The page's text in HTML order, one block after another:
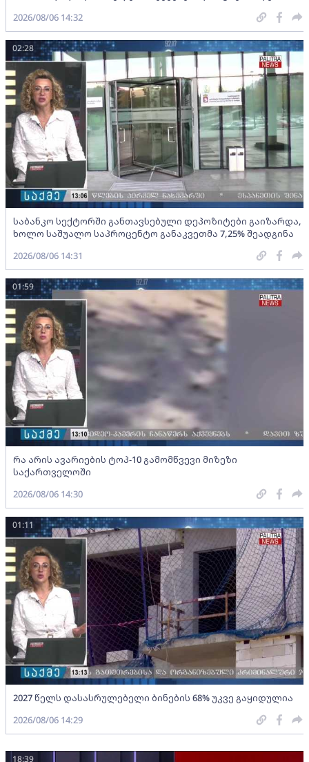
2026/08/06 14:32
საბანკო სექტორში განთავსებული დეპოზიტები გაიზარდა,
ხოლო საშუალო საპროცენტო განაკვეთმა 7,25% შეადგინა
02:28
2026/08/06 14:31
რა არის ავარიების ტოპ-10 გამომწვევი მიზეზი
საქართველოში
01:59
2026/08/06 14:30
2027 წელს დასასრულებელი ბინების 68% უკვე გაყიდულია
01:11
2026/08/06 14:29
18:39